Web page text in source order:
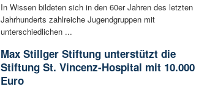
In Wissen bildeten sich in den 60er Jahren des letzten
Jahrhunderts zahlreiche Jugendgruppen mit
unterschiedlichen ...
Max Stillger Stiftung unterstützt die
Stiftung St. Vincenz-Hospital mit 10.000
Euro